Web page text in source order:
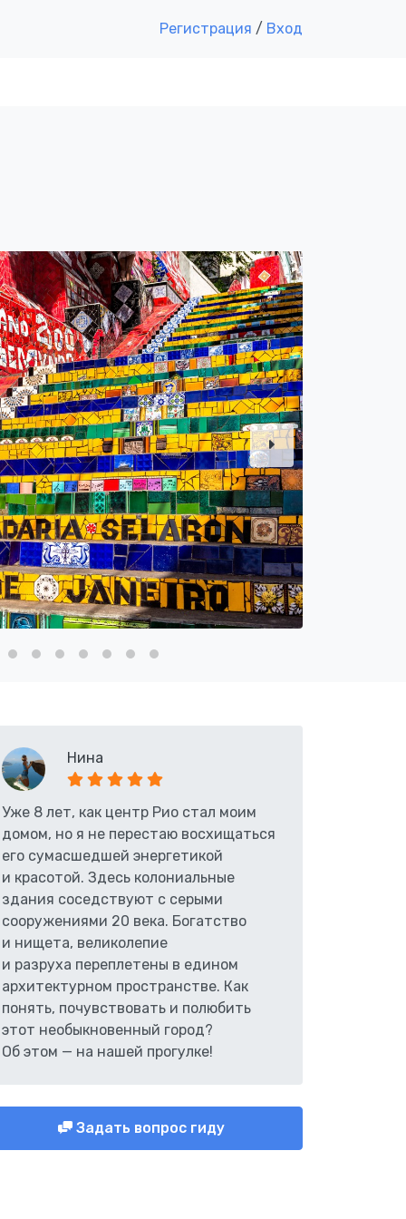
Регистрация / Вход
Нина
Уже 8 лет, как центр Рио стал моим
домом, но я не перестаю восхищаться
его сумасшедшей энергетикой
и красотой. Здесь колониальные
здания соседствуют с серыми
сооружениями 20 века. Богатство
и нищета, великолепие
и разруха переплетены в едином
архитектурном пространстве. Как
понять, почувствовать и полюбить
этот необыкновенный город?
Об этом — на нашей прогулке!
Задать вопрос гиду